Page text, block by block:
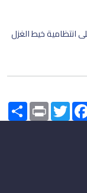
انتظامية خيط الغزل
Share PrintTwitter